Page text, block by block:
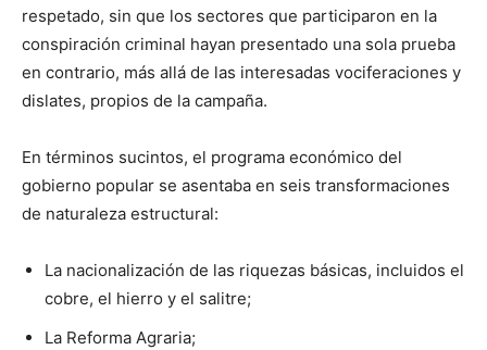
respetado, sin que los sectores que participaron en la
conspiración criminal hayan presentado una sola prueba
en contrario, más allá de las interesadas vociferaciones y
dislates, propios de la campaña.
En términos sucintos, el programa económico del
gobierno popular se asentaba en seis transformaciones
de naturaleza estructural:
La nacionalización de las riquezas básicas, incluidos el
cobre, el hierro y el salitre;
La Reforma Agraria;